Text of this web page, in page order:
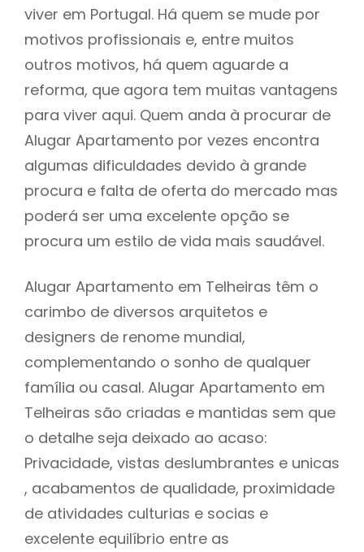
viver em Portugal. Há quem se mude por
motivos profissionais e, entre muitos
outros motivos, há quem aguarde a
reforma, que agora tem muitas vantagens
para viver aqui. Quem anda à procurar de
Alugar Apartamento por vezes encontra
algumas dificuldades devido à grande
procura e falta de oferta do mercado mas
poderá ser uma excelente opção se
procura um estilo de vida mais saudável.
Alugar Apartamento em Telheiras têm o
carimbo de diversos arquitetos e
designers de renome mundial,
complementando o sonho de qualquer
família ou casal. Alugar Apartamento em
Telheiras são criadas e mantidas sem que
o detalhe seja deixado ao acaso:
Privacidade, vistas deslumbrantes e unicas
, acabamentos de qualidade, proximidade
de atividades culturias e socias e
excelente equilíbrio entre as